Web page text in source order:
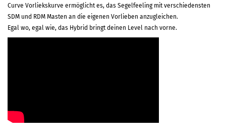
Curve Vorliekskurve ermöglicht es, das Segelfeeling mit verschiedensten
SDM und RDM Masten an die eigenen Vorlieben anzugleichen.
Egal wo, egal wie, das Hybrid bringt deinen Level nach vorne.